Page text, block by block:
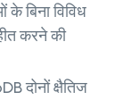
बिना विविध
करने की
दोनों क्षैतिज